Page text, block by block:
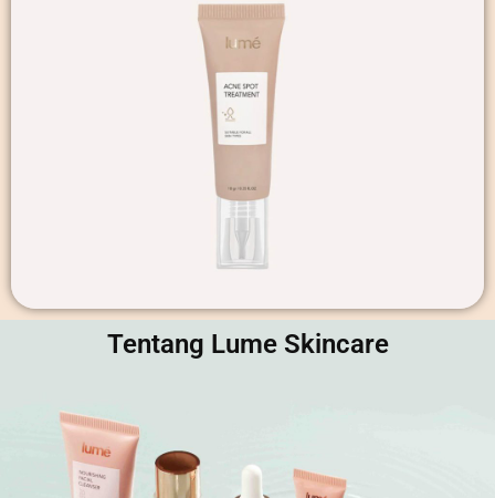
Tentang Lume Skincare